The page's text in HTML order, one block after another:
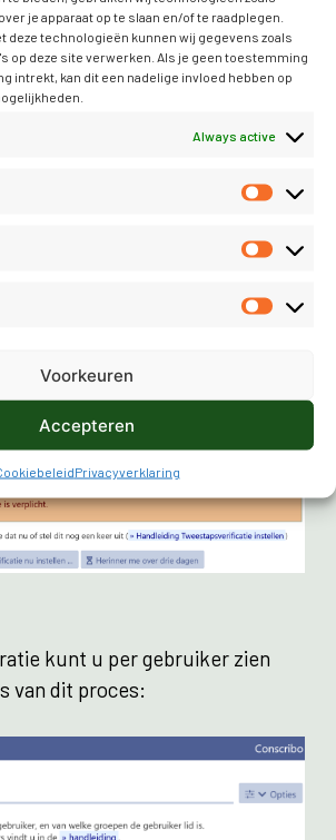
je apparaat op te slaan en/of te raadplegen.
deze technologieën kunnen wij gegevens zoals
op deze site verwerken. Als je geen toestemming
intrekt, kan dit een nadelige invloed hebben op
Always active
Accepteren
Voorkeuren
Privacyverklaring
Vereis tweestapsverficatie( 6).
zitten tweestapsverficatie
nog niet hebben gedaan, drie
keer worden ze
kunt u per gebruiker zien
van dit proces: